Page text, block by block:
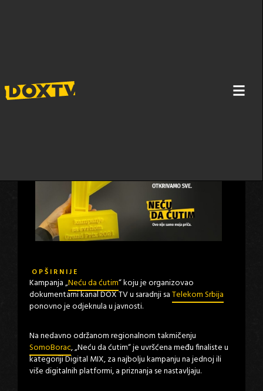
NAJBOLJA DRUŠTVENO ODGOVORNA
KAMPANJA U SRBIJI ZA 2021. GODINU?
OPŠIRNIJE
Kampanja „Neću da ćutim“ koju je organizovao
dokumentarni kanal DOX TV u saradnji saTelekom Srbija
ponovno je odjeknula u javnosti.
Na nedavno održanom regionalnom takmičenju
SomoBorac, „Neću da ćutim“ je uvršćena među finaliste u
kategoriji Digital MIX, za najbolju kampanju na jednoj ili
više digitalnih platformi, a priznanja se nastavljaju.